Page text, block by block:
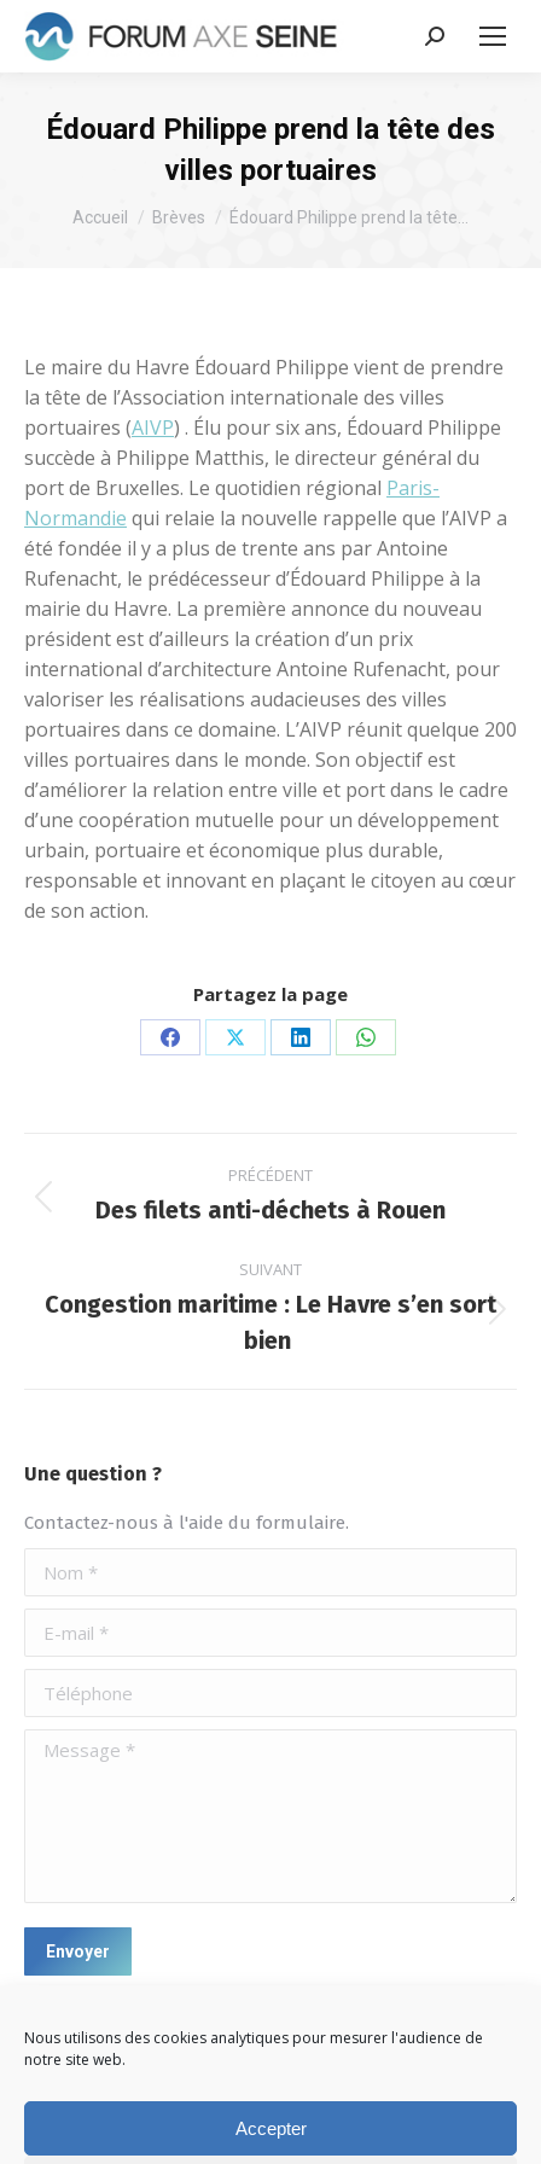
Nous utilisons des cookies analytiques pour mesurer l'audience de
notre site web.
Accepter
Recherche
Édouard Philippe prend la tête des
villes portuaires
Vous êtes ici :
Accueil Brèves Édouard Philippe prend la tête…
Le maire du Havre Édouard Philippe vient de prendre
la tête de l’Association internationale des villes
portuaires (AIVP) . Élu pour six ans, Édouard Philippe
succède à Philippe Matthis, le directeur général du
port de Bruxelles. Le quotidien régional Paris-
Normandie qui relaie la nouvelle rappelle que l’AIVP a
été fondée il y a plus de trente ans par Antoine
Rufenacht, le prédécesseur d’Édouard Philippe à la
mairie du Havre. La première annonce du nouveau
président est d’ailleurs la création d’un prix
international d’architecture Antoine Rufenacht, pour
valoriser les réalisations audacieuses des villes
portuaires dans ce domaine. L’AIVP réunit quelque 200
villes portuaires dans le monde. Son objectif est
d’améliorer la relation entre ville et port dans le cadre
d’une coopération mutuelle pour un développement
urbain, portuaire et économique plus durable,
responsable et innovant en plaçant le citoyen au cœur
de son action.
Partagez la page
PartagerPartagerPartagerPartager
article
PRÉCÉDENT
Article
:
Des filets anti-déchets à Rouen
SUIVANT
Article
suivant
Congestion maritime : Le Havre s’en sort
bien
Une question ?
Contactez-nous à l'aide du formulaire.
Message *
Envoyer